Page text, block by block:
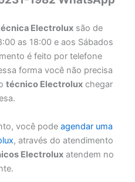
Electrolux são de
as 18:00 e aos Sábados
é feito por telefone
forma você não precisa
técnico Electrolux chegar
você podeagendar uma
, através do atendimento
Electrolux atendem no